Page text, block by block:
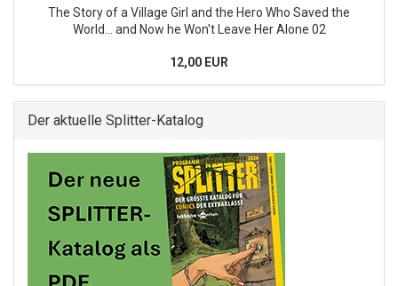
The Story of a Village Girl and the Hero Who Saved the
World... and Now he Won't Leave Her Alone 02
12,00 EUR
Der aktuelle Splitter-Katalog